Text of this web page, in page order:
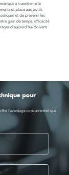
a transformé le
et place aux outils
et de prévenir les
gain de temps, efficacité
d'aujourd'hui doivent
pour
l’avantage concurrentiel que